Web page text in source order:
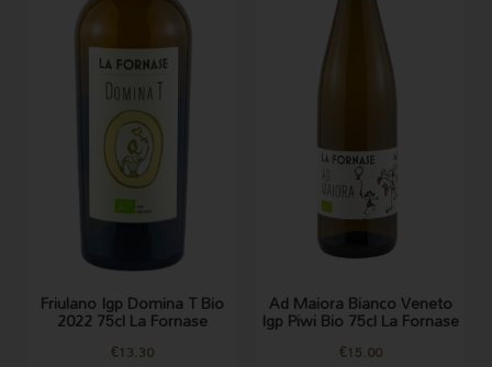
Friulano Igp Domina T Bio
2022 75cl La Fornase
€13.30
Ad Maiora Bianco Veneto
Igp Piwi Bio 75cl La Fornase
€15.00